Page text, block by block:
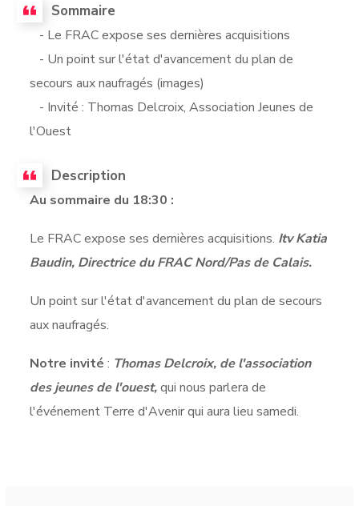
Sommaire
- Le FRAC expose ses dernières acquisitions
- Un point sur l'état d'avancement du plan de
secours aux naufragés (images)
- Invité : Thomas Delcroix, Association Jeunes de
l'Ouest
Description
Au sommaire du 18:30 :
Le FRAC expose ses dernières acquisitions. Itv Katia
Baudin, Directrice du FRAC Nord/Pas de Calais.
Un point sur l'état d'avancement du plan de secours
aux naufragés.
Notre invité : Thomas Delcroix, de l'association
des jeunes de l'ouest,qui nous parlera de
l'événement Terre d'Avenir qui aura lieu samedi.